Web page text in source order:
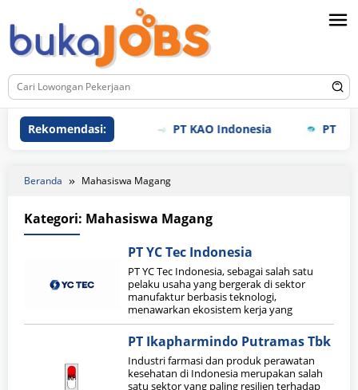
ke
konten
Rekomendasi: PT KAO Indonesia PT
Beranda Mahasiswa Magang
Kategori: Mahasiswa Magang
PT YC Tec Indonesia
PT YC Tec Indonesia, sebagai salah satu
pelaku usaha yang bergerak di sektor
manufaktur berbasis teknologi,
menawarkan ekosistem kerja yang
PT Ikapharmindo Putramas Tbk
Industri farmasi dan produk perawatan
kesehatan di Indonesia merupakan salah
satu sektor yang paling resilien terhadap